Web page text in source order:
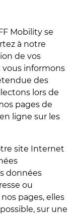
Mobility se
à notre
de vos
vous informons
des
lors de
pages de
ligne sur les
site Internet
données
ou
pages, elles
sur une